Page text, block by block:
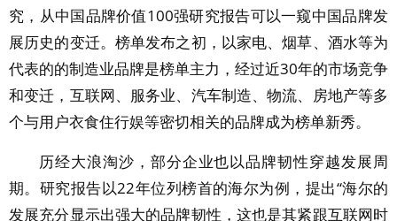
究，从中国品牌价值100强研究报告可以一窥中国品牌发
展历史的变迁。榜单发布之初，以家电、烟草、酒水等为
代表的的制造业品牌是榜单主力，经过近30年的市场竞争
和变迁，互联网、服务业、汽车制造、物流、房地产等多
个与用户衣食住行娱等密切相关的品牌成为榜单新秀。
历经大浪淘沙，部分企业也以品牌韧性穿越发展周
期。研究报告以22年位列榜首的海尔为例，提出“海尔的
发展充分显示出强大的品牌韧性，这也是其紧跟互联网时